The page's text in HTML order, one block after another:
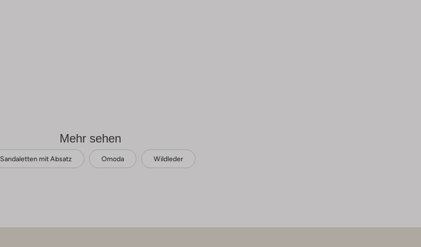
Mehr sehen
Sandaletten mit Absatz Omoda Wildleder